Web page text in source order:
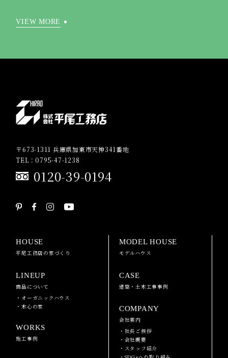
VIEW MORE
〒673-1311 兵庫県加東市天神341番地
TEL：0795-47-1238
0120-39-0194
HOUSE
平尾工務店の家づくり
LINEUP
商品について
・オーガニックハウス
・木心の家
WORKS
施工事例
MODEL HOUSE
モデルハウス
CASE
建築・土木工事事例
COMPANY
会社案内
・社長ご挨拶
・会社概要
・スタッフ紹介